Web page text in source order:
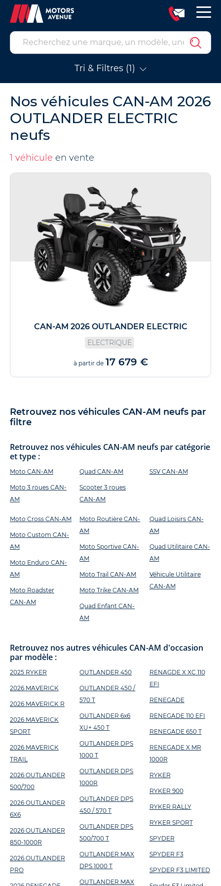
Tri & Filtres (1)
Nos véhicules CAN-AM 2026
OUTLANDER ELECTRIC
neufs
1 véhicule en vente
CAN-AM 2026 OUTLANDER ELECTRIC
ELECTRIQUE
à partir de 17 679 €
Retrouvez nos véhicules CAN-AM neufs par
filtre
Retrouvez nos véhicules CAN-AM neufs par catégorie
et type :
Moto CAN-AM
Moto 3 roues CAN-
AM
Quad CAN-AM
Scooter 3 roues
CAN-AM
SSV CAN-AM
Moto Cross CAN-AM
Moto Custom CAN-
AM
Moto Enduro CAN-
AM
Moto Roadster
CAN-AM
Moto Routière CAN-
AM
Moto Sportive CAN-
AM
Moto Trail CAN-AM
Moto Trike CAN-AM
Quad Enfant CAN-
AM
Quad Loisirs CAN-
AM
Quad Utilitaire CAN-
AM
Véhicule Utilitaire
CAN-AM
Retrouvez nos autres véhicules CAN-AM d'occasion
par modèle :
2025 RYKER
2026 MAVERICK
2026 MAVERICK R
2026 MAVERICK
SPORT
2026 MAVERICK
TRAIL
2026 OUTLANDER
500/700
2026 OUTLANDER
6X6
2026 OUTLANDER
850-1000R
2026 OUTLANDER
PRO
OUTLANDER 450
OUTLANDER 450 /
570 T
OUTLANDER 6x6
XU+ 450 T
OUTLANDER DPS
1000 T
OUTLANDER DPS
1000R
OUTLANDER DPS
450 / 570 T
OUTLANDER DPS
500/700 T
OUTLANDER MAX
DPS 1000 T
OUTLANDER MAX
RENAGDE X XC 110
EFI
RENEGADE
RENEGADE 110 EFI
RENEGADE 650 T
RENEGADE X MR
1000R
RYKER
RYKER 900
RYKER RALLY
RYKER SPORT
SPYDER
SPYDER F3
SPYDER F3 LIMITED